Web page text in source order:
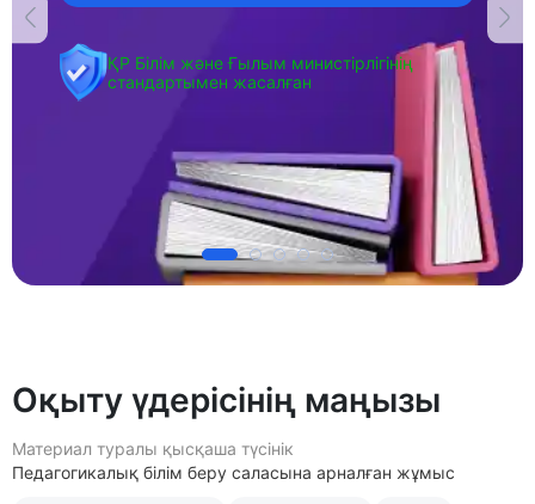
ҚР Білім және Ғылым министірлігінің
стандартымен жасалған
Оқыту үдерісінің маңызы
Материал туралы қысқаша түсінік
Педагогикалық білім беру саласына арналған жұмыс